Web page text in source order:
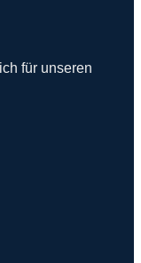
für unseren